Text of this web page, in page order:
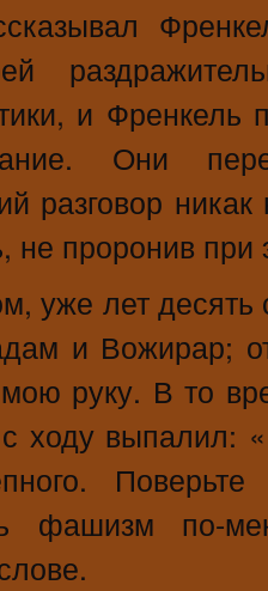
и Френкель
Они
разговор
не проронив при
уже лет десять
и Вожирар;
руку. В то
ходу выпалил:
фашизм по-